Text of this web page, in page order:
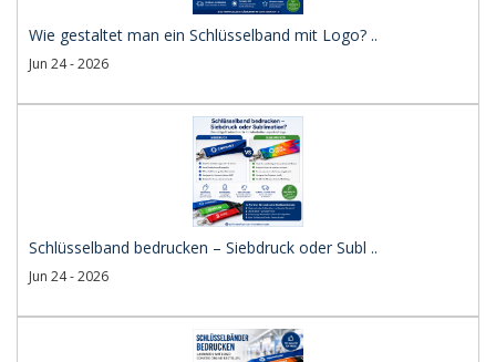
Wie gestaltet man ein Schlüsselband mit Logo? ..
Jun 24 - 2026
Schlüsselband bedrucken – Siebdruck oder Subl ..
Jun 24 - 2026